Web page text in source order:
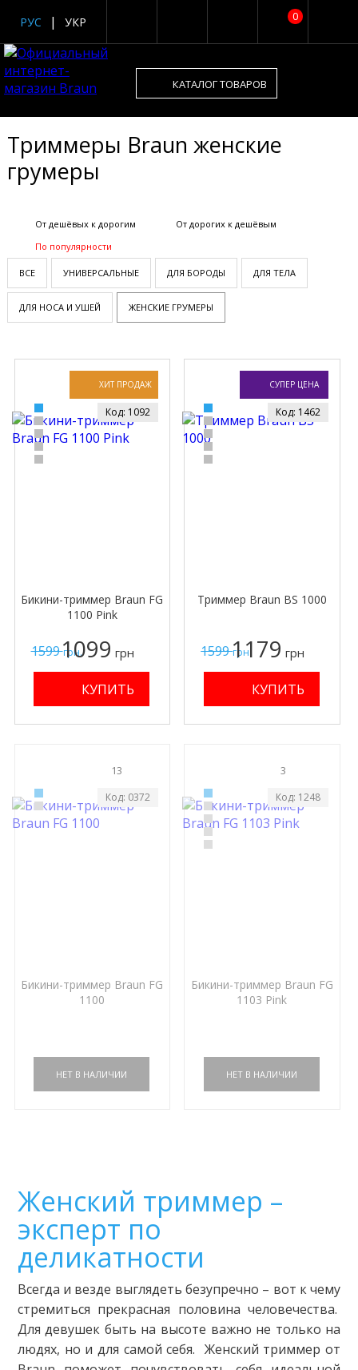
0
РУС УКР
КАТАЛОГ ТОВАРОВ
Триммеры Braun женские
грумеры
От дешёвых к дорогим
От дорогих к дешёвым
По популярности
ВСЕ УНИВЕРСАЛЬНЫЕ ДЛЯ БОРОДЫ ДЛЯ ТЕЛА
ДЛЯ НОСА И УШЕЙ ЖЕНСКИЕ ГРУМЕРЫ
2
ХИТ ПРОДАЖ
1599грн.
Бикини-триммер Braun FG
1100 Pink
Код: 1092
1099 грн
1
СУПЕР ЦЕНА
1599грн.
Триммер Braun BS 1000
Код: 1462
1179 грн
13
Бикини-триммер Braun FG
1100
Код: 0372
3
Бикини-триммер Braun FG
1103 Pink
Код: 1248
Женский триммер –
эксперт по
деликатности
Всегда и везде выглядеть безупречно – вот к чему
стремиться прекрасная половина человечества.
Для девушек быть на высоте важно не только на
людях, но и для самой себя. Женский триммер от